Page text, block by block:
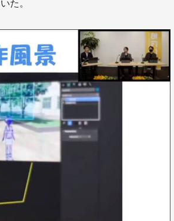
た。